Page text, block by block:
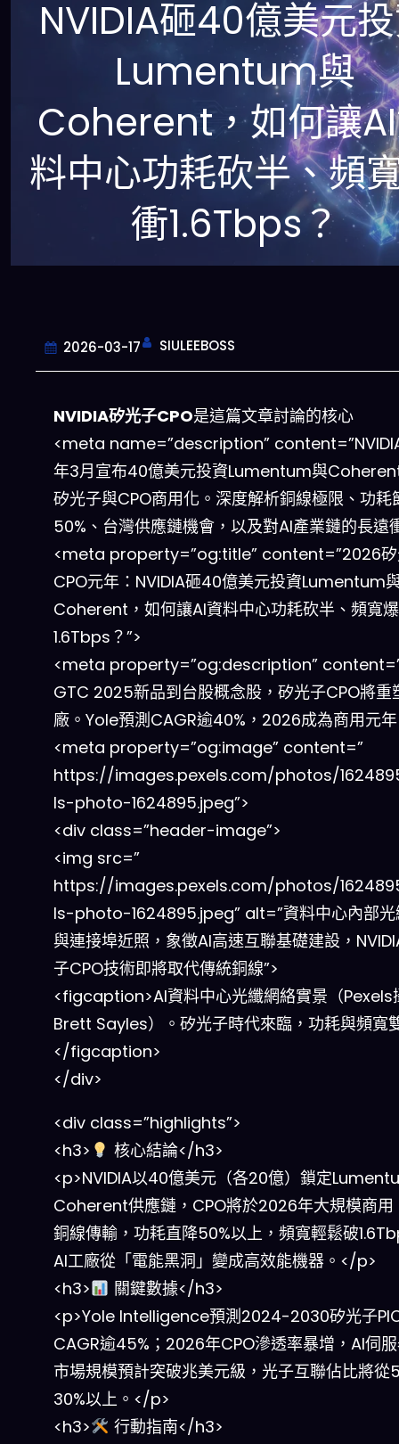
NVIDIA砸40億美元
Lumentum與
Coherent，如何讓
料中心功耗砍半、頻
衝1.6Tbps？
2026-03-17 SIULEEBOSS
NVIDIA矽光子CPO是這篇文章討論的核心
<meta name=”description”
年3月宣布40億美元投資Lumentum與
矽光子與CPO商用化。深度解析銅線極限、功耗
50%、台灣供應鏈機會，以及對AI產業鏈的長遠
<meta property=”og:title” content=”2026矽
CPO元年：NVIDIA砸40億美元投資Lumentum
Coherent，如何讓AI資料中心功耗砍半、頻寬
1.6Tbps？”>
<meta property=”og:description”
GTC 2025新品到台股概念股，矽光子CPO將重
廠。Yole預測CAGR逾40%，2026成為商用元年
<meta property=”og:image” content=”
https://images.pexels.com/photos/
ls-photo-1624895.jpeg”>
<div class=”header-image”>
<img src=”
https://images.pexels.com/photos/
ls-photo-1624895.jpeg” alt=”資料中心內部光
與連接埠近照，象徵AI高速互聯基礎建設，
子CPO技術即將取代傳統銅線”>
<figcaption>AI資料中心光纖網絡實景（Pexels
Brett Sayles）。矽光子時代來臨，功耗與頻寬
</figcaption>
</div>
<div class=”highlights”>
<h3>
核心結論</h3>
<p>NVIDIA以40億美元（各20億）鎖定
Coherent供應鏈，CPO將於2026年大規模商用
銅線傳輸，功耗直降50%以上，頻寬輕鬆破
AI工廠從「電能黑洞」變成高效能機器。</p>
<h3>
關鍵數據</h3>
<p>Yole Intelligence預測2024-2030矽光子
CAGR逾45%；2026年CPO滲透率暴增，AI伺
市場規模預計突破兆美元級，光子互聯佔比將從
30%以上。</p>
<h3>
行動指南</h3>